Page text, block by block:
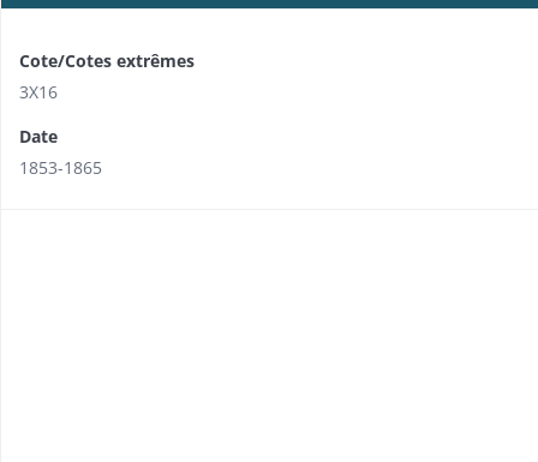
Cote/Cotes extrêmes
3X16
Date
1853-1865